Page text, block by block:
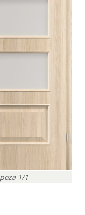
poza 1/1